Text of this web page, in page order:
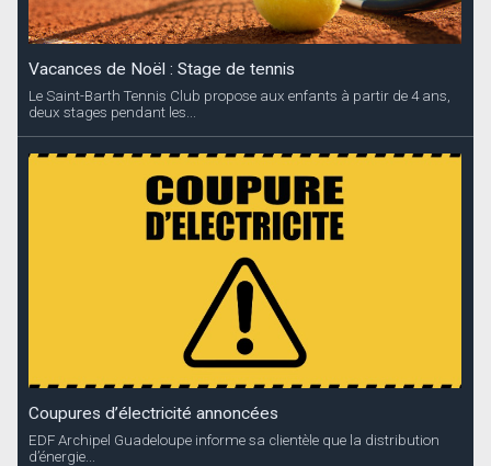
Vacances de Noël : Stage de tennis
Le Saint-Barth Tennis Club propose aux enfants à partir de 4 ans,
deux stages pendant les...
Coupures d’électricité annoncées
EDF Archipel Guadeloupe informe sa clientèle que la distribution
d’énergie...